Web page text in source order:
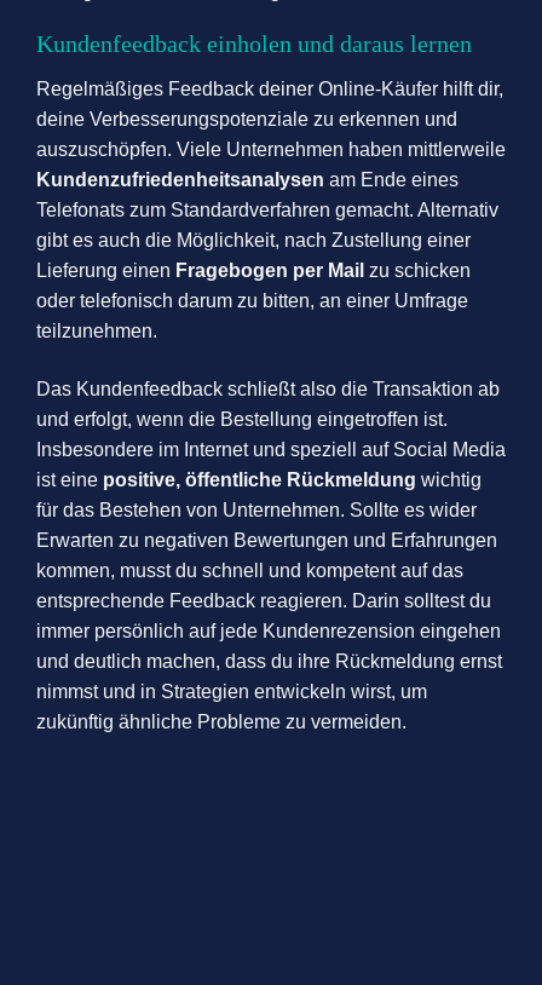
Kundenfeedback einholen und daraus lernen
Regelmäßiges Feedback deiner Online-Käufer hilft dir,
deine Verbesserungspotenziale zu erkennen und
auszuschöpfen. Viele Unternehmen haben mittlerweile
Kundenzufriedenheitsanalysen am Ende eines
Telefonats zum Standardverfahren gemacht. Alternativ
gibt es auch die Möglichkeit, nach Zustellung einer
Lieferung einen Fragebogen per Mail zu schicken
oder telefonisch darum zu bitten, an einer Umfrage
teilzunehmen.
Das Kundenfeedback schließt also die Transaktion ab
und erfolgt, wenn die Bestellung eingetroffen ist.
Insbesondere im Internet und speziell auf Social Media
ist eine positive, öffentliche Rückmeldung wichtig
für das Bestehen von Unternehmen. Sollte es wider
Erwarten zu negativen Bewertungen und Erfahrungen
kommen, musst du schnell und kompetent auf das
entsprechende Feedback reagieren. Darin solltest du
immer persönlich auf jede Kundenrezension eingehen
und deutlich machen, dass du ihre Rückmeldung ernst
nimmst und in Strategien entwickeln wirst, um
zukünftig ähnliche Probleme zu vermeiden.